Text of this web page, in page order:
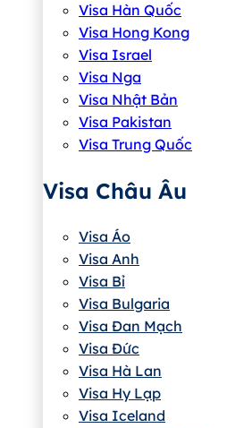
Visa Hàn Quốc
Visa Hong Kong
Visa Israel
Visa Nga
Visa Nhật Bản
Visa Pakistan
Visa Trung Quốc
Visa Châu Âu
Visa Áo
Visa Anh
Visa Bỉ
Visa Bulgaria
Visa Đan Mạch
Visa Đức
Visa Hà Lan
Visa Hy Lạp
Visa Iceland